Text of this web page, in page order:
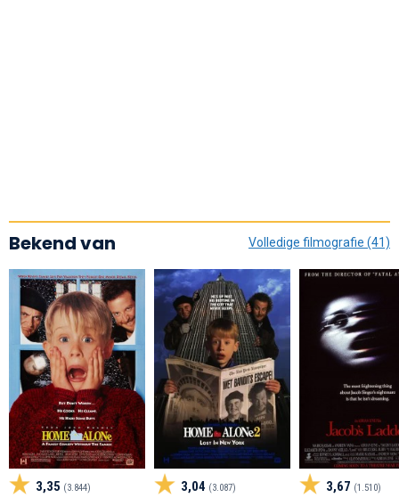
Bekend van Volledige filmografie (41)
3,35 (3.844) 3,04 (3.087) 3,67 (1.510)